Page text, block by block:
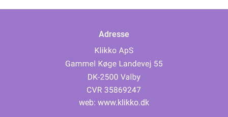
Adresse
web: www.klikko.dk